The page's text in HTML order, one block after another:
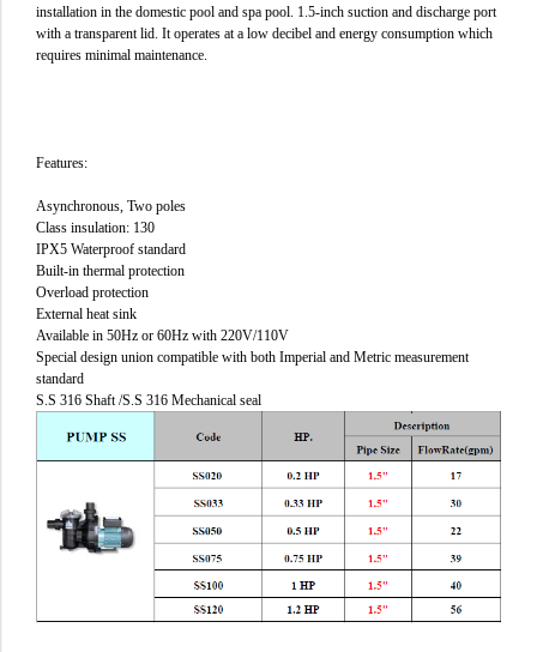
installation in the domestic pool and spa pool. 1.5-inch suction and discharge port
with a transparent lid. It operates at a low decibel and energy consumption which
requires minimal maintenance.
Features:
Asynchronous, Two poles
Class insulation: 130
IPX5 Waterproof standard
Built-in thermal protection
Overload protection
External heat sink
Available in 50Hz or 60Hz with 220V/110V
Special design union compatible with both Imperial and Metric measurement
standard
S.S 316 Shaft /S.S 316 Mechanical seal